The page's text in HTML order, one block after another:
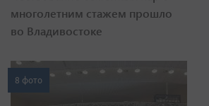
многолетним стажем прошло
во Владивостоке
8 фото